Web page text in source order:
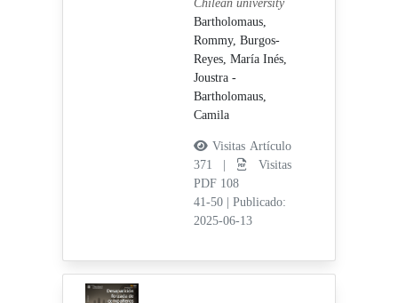
Chilean university
Bartholomaus,
Rommy, Burgos-
Reyes, María Inés,
Joustra -
Bartholomaus,
Camila
Visitas Artículo
371 |
Visitas
PDF 108
41-50
Publicado:
2025-06-13